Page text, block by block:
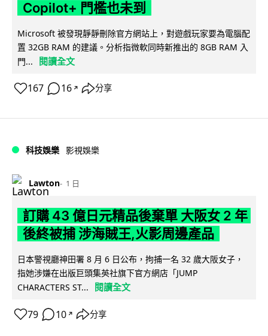
Copilot+ 門檻也未到
Microsoft 被發現靜靜刪除官方網站上，對遊戲玩家要為電腦配
置 32GB RAM 的建議。分析指微軟同時新推出的 8GB RAM 入
門...
閱讀全文
167 16 ↗ 分享
科技娛樂 影視娛樂
Lawton 1 日
訂購 43 億日元精品後棄單 大阪女 2 年
後終被捕 涉海賊王,火影周邊產品
日本警視廳神田署 8 月 6 日公布，拘捕一名 32 歲大阪女子，
指她涉嫌在出版巨頭集英社旗下官方網店「JUMP
CHARACTERS ST...
閱讀全文
79 10 ↗ 分享